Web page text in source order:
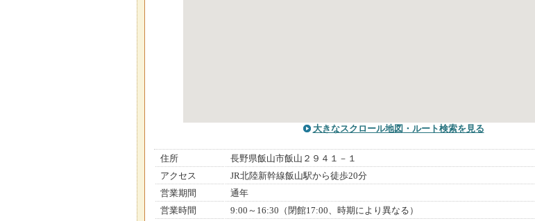
大きなスクロール地図 ・ルート検索を見る
住所
長野県飯山市飯山２９４１－１
アクセス
JR北陸新幹線飯山駅から徒歩20分
営業期間
通年
営業時間
9:00～16:30（閉館17:00、時期により異なる）